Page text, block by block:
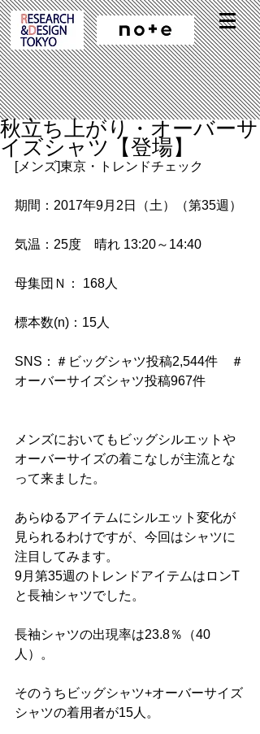
秋立ち上がり・オーバーサ
イズシャツ【登場】
[メンズ]東京・トレンドチェック
期間：2017年9月2日（土）（第35週）
気温：25度　晴れ 13:20～14:40
母集団Ｎ： 168人
標本数(n)：15人
SNS：＃ビッグシャツ投稿2,544件　＃
オーバーサイズシャツ投稿967件
メンズにおいてもビッグシルエットや
オーバーサイズの着こなしが主流とな
って来ました。
あらゆるアイテムにシルエット変化が
見られるわけですが、今回はシャツに
注目してみます。
9月第35週のトレンドアイテムはロンT
と長袖シャツでした。
長袖シャツの出現率は23.8％（40
人）。
そのうちビッグシャツ+オーバーサイズ
シャツの着用者が15人。